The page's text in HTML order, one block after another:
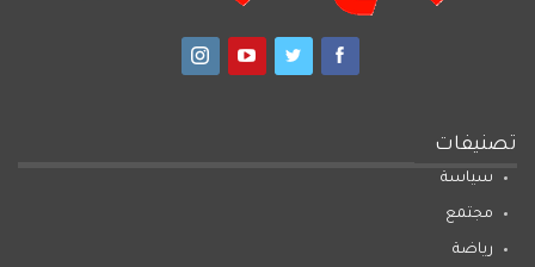
تصنيفات
سياسة
مجتمع
رياضة